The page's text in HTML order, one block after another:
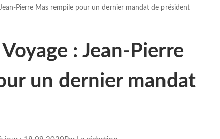
Pierre Mas rempile pour un dernier mandat de président
: Jean-Pierre
un dernier mandat